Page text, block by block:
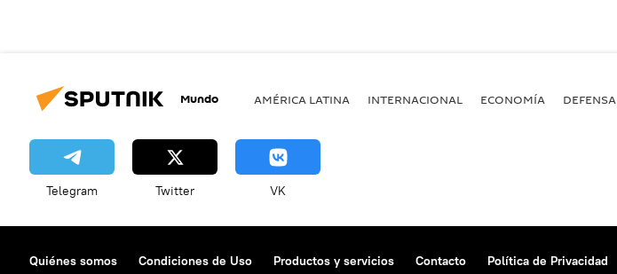
Mundo AMÉRICA LATINA INTERNACIONAL ECONOMÍA DEFENSA
Telegram Twitter VK
Quiénes somos Condiciones de Uso Productos y servicios Contacto Política de Privacidad